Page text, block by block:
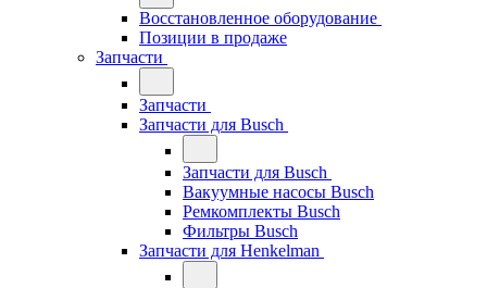
Восстановленное оборудование
Позиции в продаже
Запчасти
Запчасти
Запчасти для Busch
Запчасти для Busch
Вакуумные насосы Busch
Ремкомплекты Busch
Фильтры Busch
Запчасти для Henkelman